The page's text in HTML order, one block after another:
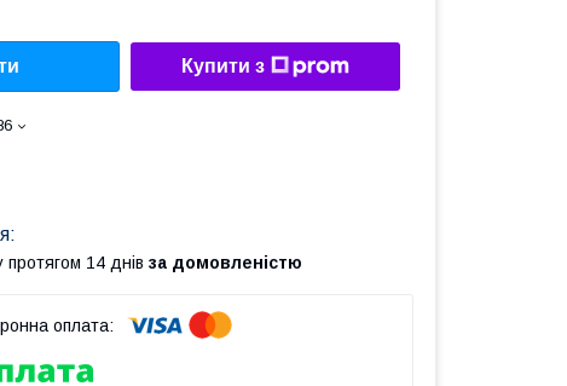
Купити з
14 днів за домовленістю